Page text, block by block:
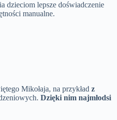
dzieciom lepsze doświadczenie
manualne.
Mikołaja, na przykład z
Dzięki nim najmłodsi